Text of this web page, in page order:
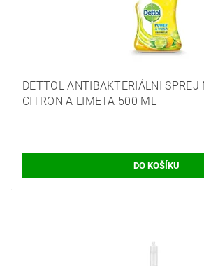
DETTOL ANTIBAKTERIÁLNI SPREJ
CITRON A LIMETA 500 ML